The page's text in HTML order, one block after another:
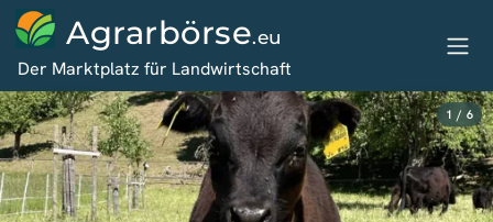
Agrarbörse.eu
Der Marktplatz für Landwirtschaft
1 / 6